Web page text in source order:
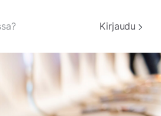
Kirjaudu